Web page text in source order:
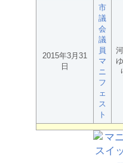
2015年3月31
日
市
議
会
議
員
マ
ニ
フ
ェ
ス
ト